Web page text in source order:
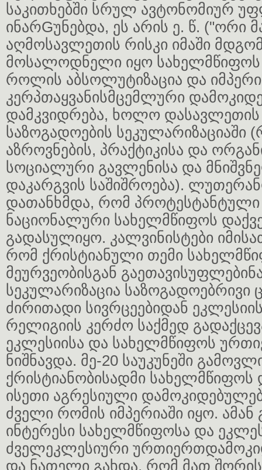
საკითხებში სრულ ავტონომიურ
ინარGუნებდა, ეს არის ე. წ. ("ორი
აღმოსავლეთის რისკი იმაში
მოსალოდნელი იყო
როლის აბსოლუტიზაცია და
კერპთაყვანისმცემლური
დამკვიდრება, ხოლო დასავლეთის
საზოგადოების სეკულარიზაციაში
აზროვნების, პრაქტიკისა და
სოციალური გავლენისა და
დაკარგვის საშიშროება).
დათანხმდა, რომ პროტესტანტული
ნაციონალური სახელმწიფოს
გადასულიყო. კალვინისტები
რომ ქრისტიანული თემი
მეურვეობისგან
სეკულარიზაცია საზოგადოებრივი
ძირითადი სივრცეებიდან
რელიგიის კერძო საქმედ
ეკლესიისა და სახელმწიფოს
ნიშნავდა. მე-20 საუკუნეში
ქრისტიანობისადმი
ისეთი აგრესიული
ძველი რომის იმპერიაში იყო.
ინტერესი სახელმწიფოსა და
ძველეკლესიური
და ნათელი გახდა, რომ მათ შორის